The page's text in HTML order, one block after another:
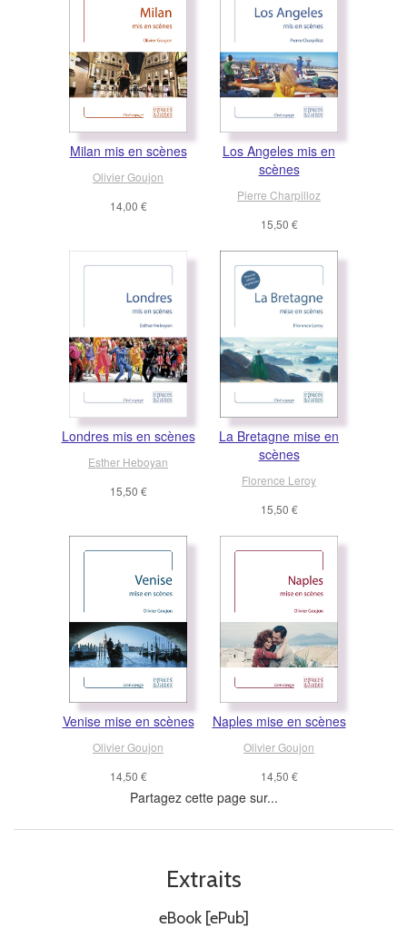
Milan mis en scènes
Olivier Goujon
14,00 €
Los Angeles mis en
scènes
Pierre Charpilloz
15,50 €
Londres mis en scènes
Esther Heboyan
15,50 €
La Bretagne mise en
scènes
Florence Leroy
15,50 €
Venise mise en scènes
Olivier Goujon
14,50 €
Naples mise en scènes
Olivier Goujon
14,50 €
Partagez cette page sur...
Extraits
eBook [ePub]